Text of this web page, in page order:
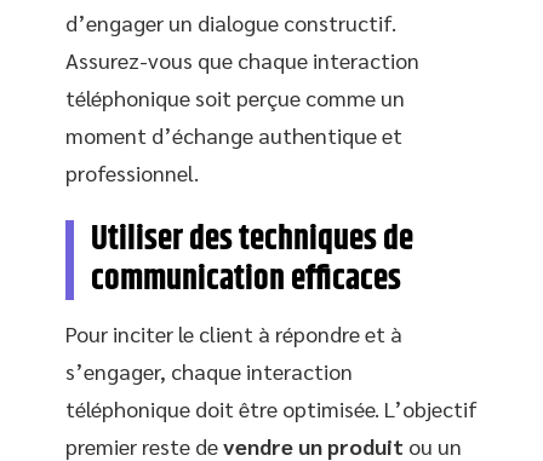
d’engager un dialogue constructif.
Assurez-vous que chaque interaction
téléphonique soit perçue comme un
moment d’échange authentique et
professionnel.
Utiliser des techniques de
communication efficaces
Pour inciter le client à répondre et à
s’engager, chaque interaction
téléphonique doit être optimisée. L’objectif
premier reste devendre un produit ou un